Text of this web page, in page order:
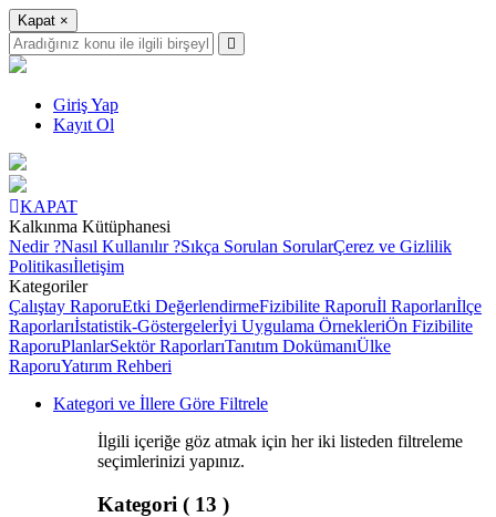
Kapat ×
Giriş Yap
Kayıt Ol
KAPAT
Kalkınma Kütüphanesi
Nedir ?Nasıl Kullanılır ?Sıkça Sorulan SorularÇerez ve Gizlilik
Politikasıİletişim
Kategoriler
Çalıştay RaporuEtki DeğerlendirmeFizibilite Raporuİl Raporlarıİlçe
Raporlarıİstatistik-Göstergelerİyi Uygulama ÖrnekleriÖn Fizibilite
RaporuPlanlarSektör RaporlarıTanıtım DokümanıÜlke
RaporuYatırım Rehberi
Kategori ve İllere Göre Filtrele
İlgili içeriğe göz atmak için her iki listeden filtreleme
seçimlerinizi yapınız.
Kategori ( 13 )